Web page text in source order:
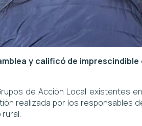
y calificó de
de Acción Local existentes
realizada por los responsables